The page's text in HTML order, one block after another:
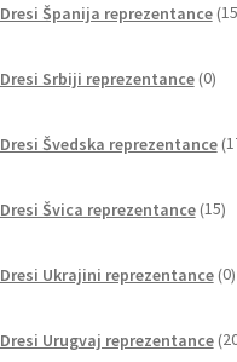
Dresi Španija reprezentance
Dresi Srbiji reprezentance 0
Dresi Švedska reprezentance
Dresi Švica reprezentance 15
Dresi Ukrajini reprezentance 0
Dresi Urugvaj reprezentance